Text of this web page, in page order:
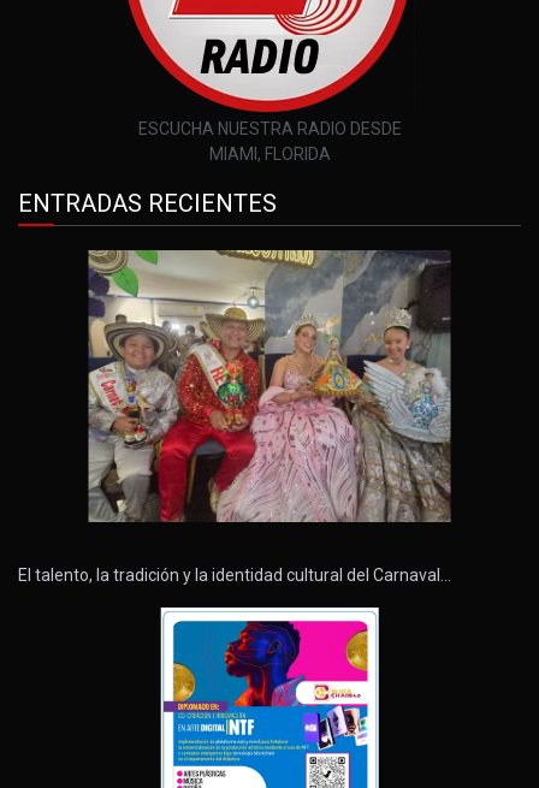
ESCUCHA NUESTRA RADIO DESDE
MIAMI, FLORIDA
ENTRADAS RECIENTES
El talento, la tradición y la identidad cultural del Carnaval…